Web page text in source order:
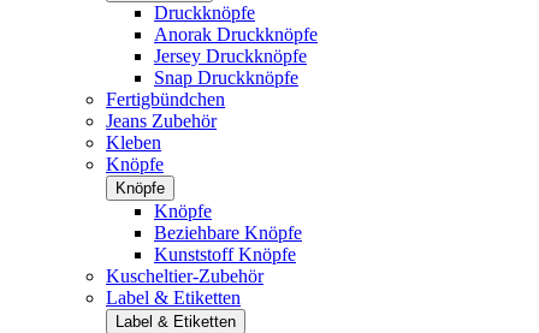
Druckknöpfe
Anorak Druckknöpfe
Jersey Druckknöpfe
Snap Druckknöpfe
Fertigbündchen
Jeans Zubehör
Kleben
Knöpfe
Knöpfe
Knöpfe
Beziehbare Knöpfe
Kunststoff Knöpfe
Kuscheltier-Zubehör
Label & Etiketten
Label & Etiketten